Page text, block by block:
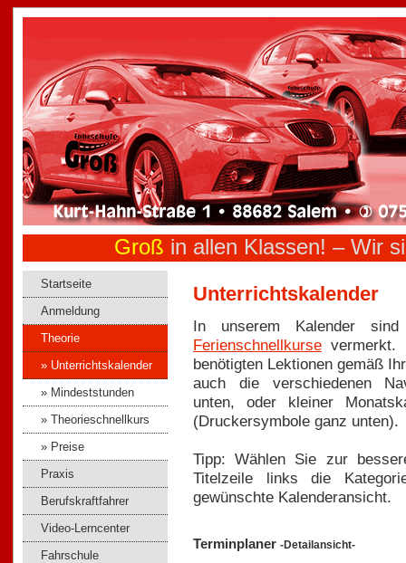
Groß in allen Klassen! –Wir
Startseite
Anmeldung
Theorie
» Unterrichtskalender
» Mindeststunden
» Theorieschnellkurs
» Preise
Praxis
Berufskraftfahrer
Video-Lerncenter
Fahrschule
Unterrichtskalender
In unserem Kalender
Ferienschnellkurse vermerkt.
benötigten Lektionen gemäß
auch die verschiedenen
unten, oder kleiner
(Druckersymbole ganz unten).
Tipp: Wählen Sie zur
Titelzeile links die
gewünschte Kalenderansicht.
Terminplaner -Detailansicht-